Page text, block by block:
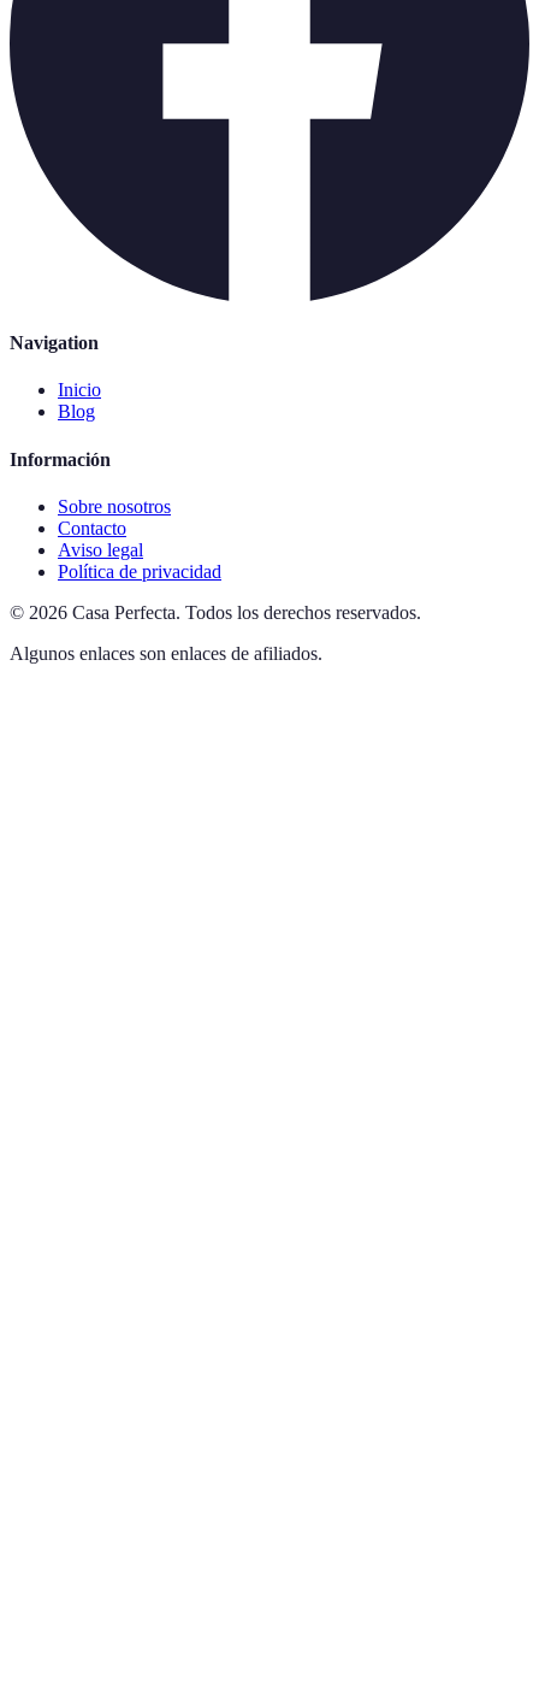
Navigation
Inicio
Blog
Información
Sobre nosotros
Contacto
Aviso legal
Política de privacidad
© 2026 Casa Perfecta. Todos los derechos reservados.
Algunos enlaces son enlaces de afiliados.